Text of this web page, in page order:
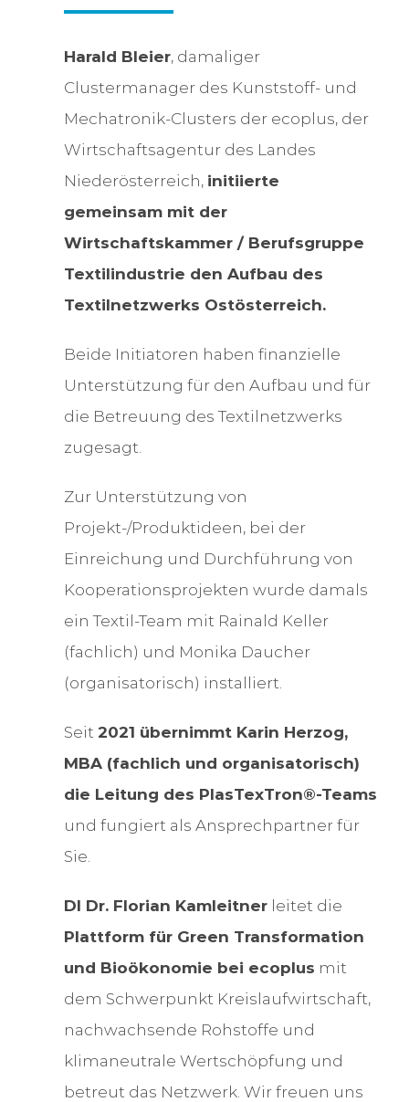
Harald Bleier, damaliger
Clustermanager des Kunststoff- und
Mechatronik-Clusters der ecoplus, der
Wirtschaftsagentur des Landes
Niederösterreich, initiierte
gemeinsam mit der
Wirtschaftskammer / Berufsgruppe
Textilindustrie den Aufbau des
Textilnetzwerks Ostösterreich.
Beide Initiatoren haben finanzielle
Unterstützung für den Aufbau und für
die Betreuung des Textilnetzwerks
zugesagt.
Zur Unterstützung von
Projekt-/Produktideen, bei der
Einreichung und Durchführung von
Kooperationsprojekten wurde damals
ein Textil-Team mit Rainald Keller
(fachlich) und Monika Daucher
(organisatorisch) installiert.
Seit 2021 übernimmt Karin Herzog,
MBA (fachlich und organisatorisch)
die Leitung des PlasTexTron®-Teams
und fungiert als Ansprechpartner für
Sie.
DI Dr. Florian Kamleitnerleitet die
Plattform für Green Transformation
und Bioökonomie bei ecoplus mit
dem Schwerpunkt Kreislaufwirtschaft,
nachwachsende Rohstoffe und
klimaneutrale Wertschöpfung und
betreut das Netzwerk. Wir freuen uns